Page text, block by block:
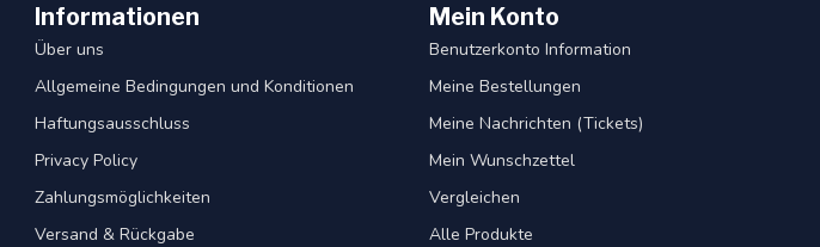
Informationen
Über uns
Allgemeine Bedingungen und Konditionen
Haftungsausschluss
Privacy Policy
Zahlungsmöglichkeiten
Versand & Rückgabe
Mein Konto
Benutzerkonto Information
Meine Bestellungen
Meine Nachrichten (Tickets)
Mein Wunschzettel
Vergleichen
Alle Produkte